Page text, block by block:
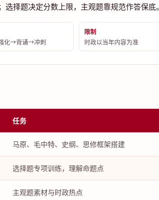
择题决定分数上限，主观题靠规范作答保底。
化→背诵→冲刺
限制
时政以当年内容为准
任务
马原、毛中特、史纲、思修框架搭建
选择题专项训练，理解命题点
主观题素材与时政热点